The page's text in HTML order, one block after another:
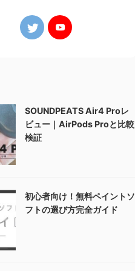
SOUNDPEATS Air4 Proレ
ビュー｜AirPods Proと比較
検証
初心者向け！無料ペイントソ
フトの選び方完全ガイド